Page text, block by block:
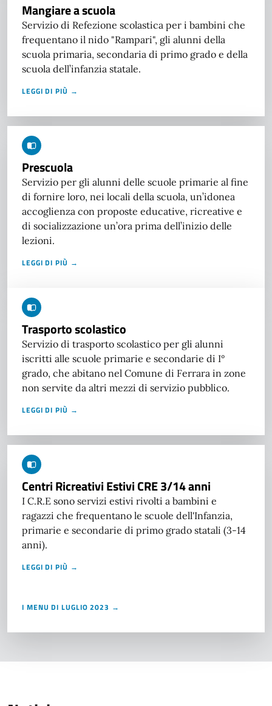
Mangiare a scuola
Servizio di Refezione scolastica per i bambini che
frequentano il nido "Rampari", gli alunni della
scuola primaria, secondaria di primo grado e della
scuola dell’infanzia statale.
LEGGI DI PIÙ →
Prescuola
Servizio per gli alunni delle scuole primarie al fine
di fornire loro, nei locali della scuola, un’idonea
accoglienza con proposte educative, ricreative e
di socializzazione un’ora prima dell’inizio delle
lezioni.
LEGGI DI PIÙ →
Trasporto scolastico
Servizio di trasporto scolastico per gli alunni
iscritti alle scuole primarie e secondarie di I°
grado, che abitano nel Comune di Ferrara in zone
non servite da altri mezzi di servizio pubblico.
LEGGI DI PIÙ →
Centri Ricreativi Estivi CRE 3/14 anni
I C.R.E sono servizi estivi rivolti a bambini e
ragazzi che frequentano le scuole dell'Infanzia,
primarie e secondarie di primo grado statali (3-14
anni).
LEGGI DI PIÙ →
I MENU DI LUGLIO 2023 →